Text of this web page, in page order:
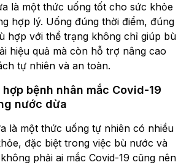
là một thức uống tốt cho sức khỏe
hợp lý. Uống đúng thời điểm, đúng
hợp với thể trạng không chỉ giúp bù
hiệu quả mà còn hỗ trợ nâng cao
tự nhiên và an toàn.
bệnh nhân mắc Covid-19
nước dừa
là một thức uống tự nhiên có nhiều
đặc biệt trong việc bù nước và
phải ai mắc Covid-19 cũng nên